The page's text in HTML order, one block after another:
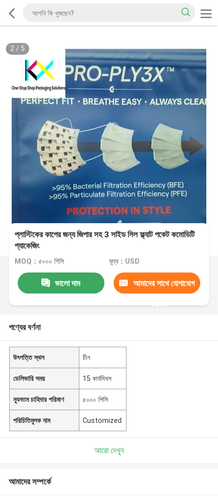
2/ 5
প্লাস্টিকের কাপের জন্য জিপার সহ 3 সাইড সিল ফ্ল্যাট পকেট কমোডিটি
প্যাকেজিং
MOQ：৫০০০ পিসি মূল্য：USD
ভালো দাম আমাদের সাথে যোগাযোগ
করুন
পণ্যের বর্ণনা
উৎপত্তি স্থল চীন
ডেলিভারি সময় 15 কার্যদিবস
ন্যূনতম চাহিদার পরিমাণ ৫০০০ পিসি
পরিচিতিমুলক নাম Customized
আরো দেখুন
আমাদের সম্পর্কে